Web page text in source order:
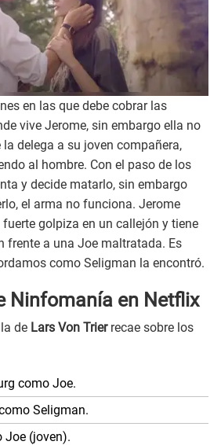
en las que debe cobrar las
vive Jerome, sin embargo ella no
delega a su joven compañera,
al hombre. Con el paso de los
y decide matarlo, sin embargo
el arma no funciona. Jerome
golpiza en un callejón y tiene
frente a una Joe maltratada. Es
como Seligman la encontró.
Ninfomanía en Netflix
de Lars Von Trierrecae sobre los
como Joe.
Seligman.
Joe (joven).